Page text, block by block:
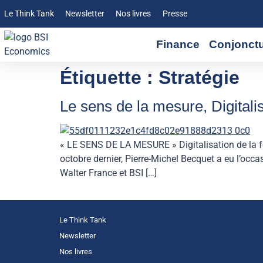
Le Think Tank Newsletter Nos livres Presse
Finance
Étiquette : Stratégie
Le sens de la mesure,
« LE SENS DE LA MESURE » Digitalisation
octobre dernier, Pierre-Michel Becquet a eu
Walter France et BSI […]
Le Think Tank
Newsletter
Nos livres